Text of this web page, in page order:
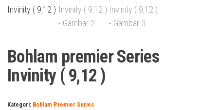
Bohlam premier Series
Invinity ( 9,12 )
Kategori: Bohlam Premier Series